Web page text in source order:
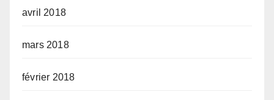
avril 2018
mars 2018
février 2018